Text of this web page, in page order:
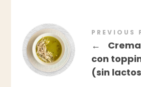
PREVIOUS
←
con
(sin